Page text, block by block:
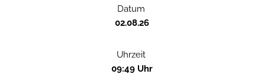
Datum
02.08.26
Uhrzeit
09:49 Uhr